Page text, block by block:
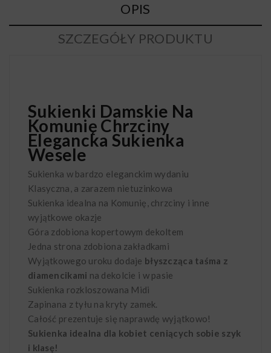
OPIS
SZCZEGÓŁY PRODUKTU
Sukienki Damskie Na
Komunię Chrzciny
Elegancka Sukienka
Wesele
Sukienka w bardzo eleganckim wydaniu
Klasyczna, a zarazem nietuzinkowa
Sukienka idealna na Komunię, chrzciny i inne
wyjątkowe okazje
Góra zdobiona kopertowym dekoltem
Jedna strona zdobiona zakładkami
Wyjątkowego uroku dodaje błyszcząca taśma z
diamencikami na dekolcie i w pasie
Sukienka rozkloszowana Midi
Zapinana z tyłu na kryty zamek.
Całość prezentuje się naprawdę wyjątkowo!
Sukienka idealna dla kobiet ceniących sobie szyk
i klasę!